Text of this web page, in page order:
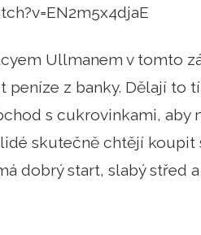
Ullmanem v tomto
peníze z banky. Dělají to
s cukrovinkami,
skutečně chtějí
dobrý start, slabý střed